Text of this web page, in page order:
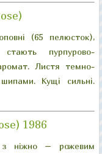
(65 пелюсток),
пурпурово-
Листя темно-
Кущі сильні.
1986
з ніжно – рожевим